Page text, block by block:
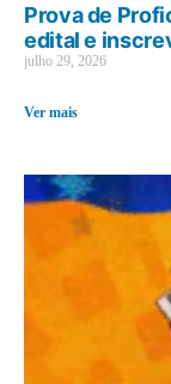
Prova de
edital e
julho 29, 2026
Ver mais